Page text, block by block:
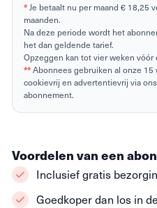
* Je betaalt nu per maand € 18,25
maanden.
Na deze periode wordt het
het dan geldende tarief.
Opzeggen kan tot vier weken vóór
**Abonnees gebruiken al onze
cookievrij en advertentievrij via
abonnement.
Voordelen van een
Inclusief gratis
Goedkoper dan los in